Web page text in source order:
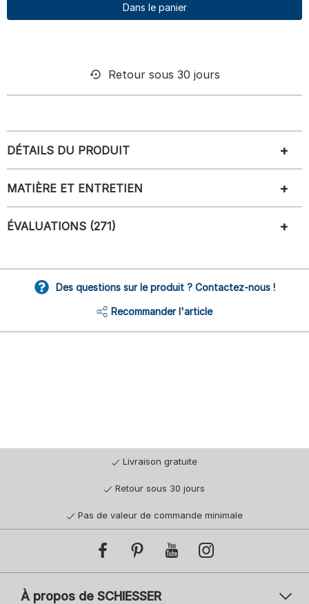
Dans le panier
Retour sous 30 jours
DÉTAILS DU PRODUIT
MATIÈRE ET ENTRETIEN
ÉVALUATIONS (271)
Des questions sur le produit ? Contactez-nous !
Recommander l'article
Livraison gratuite
Retour sous 30 jours
Pas de valeur de commande minimale
À propos de SCHIESSER